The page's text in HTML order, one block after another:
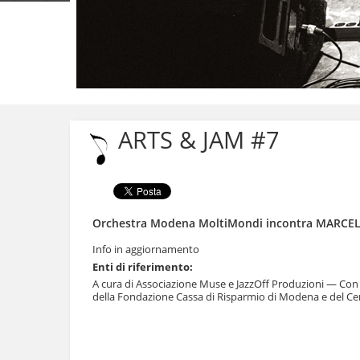
Salta
navigazione
ARTS & JAM #7
Orchestra Modena MoltiMondi incontra
Info in aggiornamento
Enti di riferimento:
A cura di Associazione Muse e JazzOff Produzioni—
della Fondazione Cassa di Risparmio di Modena e del